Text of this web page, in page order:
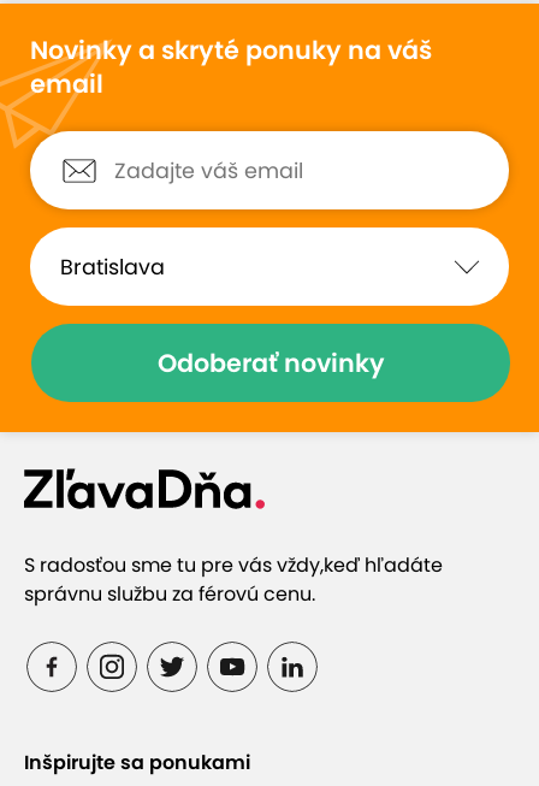
Novinky a skryté ponuky na váš
email
Odoberať novinky
S radosťou sme tu pre vás vždy,keď hľadáte
správnu službu za férovú cenu.
Inšpirujte sa ponukami